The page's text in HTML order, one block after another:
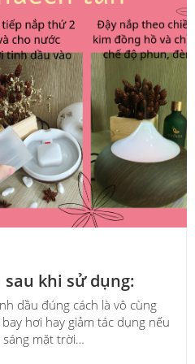
khi sử dụng:
dầu đúng cách là vô cùng
hơi hay giảm tác dụng nếu
sáng mặt trời…